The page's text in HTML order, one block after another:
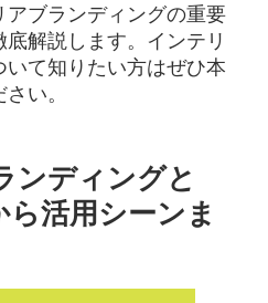
アブランディングの重要
解説します。インテリ
て知りたい方はぜひ本
い。
ンディングと
活用シーンま